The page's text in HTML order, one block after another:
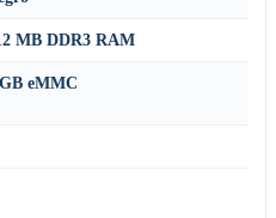
MB DDR3 RAM
eMMC